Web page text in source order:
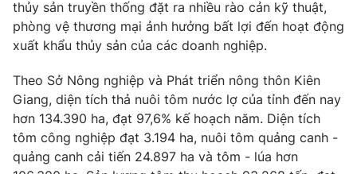
Sản phẩm
Thị trường
Tư vấn
Lịch phát sóng
Chuyên mục khác
Emagazine Podcast
thủy sản truyền thống đặt ra nhiều rào cản kỹ thuật,
phòng vệ thương mại ảnh hưởng bất lợi đến hoạt động
xuất khẩu thủy sản của các doanh nghiệp.
Theo Sở Nông nghiệp và Phát triển nông thôn Kiên
Giang, diện tích thả nuôi tôm nước lợ của tỉnh đến nay
hơn 134.390 ha, đạt 97,6% kế hoạch năm. Diện tích
tôm công nghiệp đạt 3.194 ha, nuôi tôm quảng canh -
quảng canh cải tiến 24.897 ha và tôm - lúa hơn